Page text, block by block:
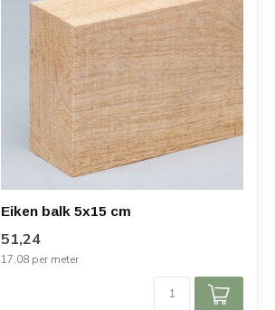
Eiken balk 5x15 cm
51,24
17,08 per meter